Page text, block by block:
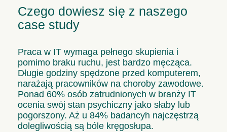
Czego dowiesz się z naszego
case study
Praca w IT wymaga pełnego skupienia i
pomimo braku ruchu, jest bardzo męcząca.
Długie godziny spędzone przed komputerem,
narażają pracowników na choroby zawodowe.
Ponad 60% osób zatrudnionych w branży IT
ocenia swój stan psychiczny jako słaby lub
pogorszony. Aż u 84% badancyh najczęstrzą
dolegliwością są bóle kręgosłupa.